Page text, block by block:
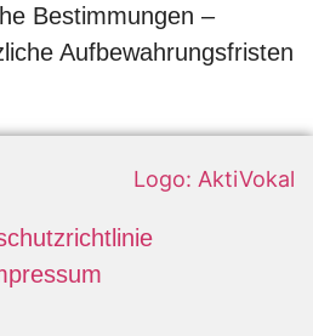
Bestimmungen –
Aufbewahrungsfristen